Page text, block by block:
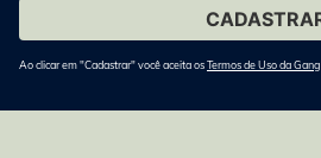
Ao clicar em "Cadastrar" você aceita osTermos de Uso da Gang